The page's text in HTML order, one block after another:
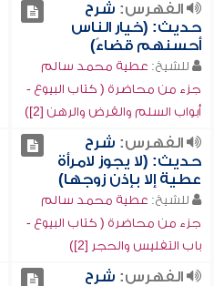
الفهرس: شرح
حديث: (خيار الناس
أحسنهم قضاءً)
للشيخ: عطية محمد سالم
جزء من محاضرة ( كتاب البيوع -
أبواب السلم والقرض والرهن [2])
الفهرس: شرح
حديث: (لا يجوز لامرأة
عطية إلا بإذن زوجها)
للشيخ: عطية محمد سالم
جزء من محاضرة ( كتاب البيوع -
باب التفليس والحجر [2])
الفهرس: شرح